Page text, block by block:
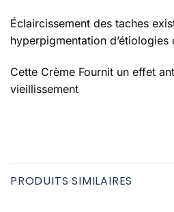
Éclaircissement des taches
hyperpigmentation d’étiologies
Cette Crème Fournit un effet
vieillissement
PRODUITS SIMILAIRES